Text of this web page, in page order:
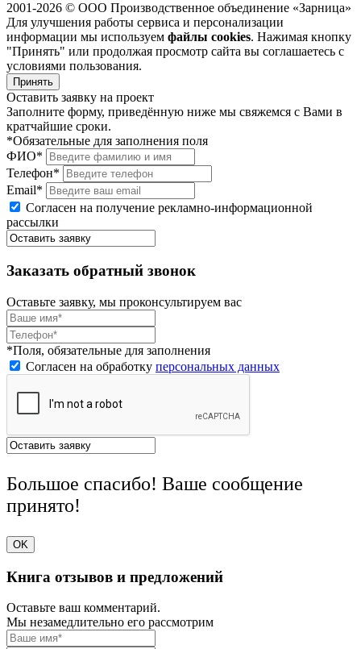
2001-2026 © ООО Производственное объединение «Зарница»
Для улучшения работы сервиса и персонализации
информации мы используем файлы cookies. Нажимая кнопку
"Принять" или продолжая просмотр сайта вы соглашаетесь с
условиями пользования.
Принять
Оставить заявку на проект
Заполните форму, приведённую ниже мы свяжемся с Вами в
кратчайшие сроки.
*Обязательные для заполнения поля
ФИО*
Телефон*
Email*
Согласен на получение рекламно-информационной
рассылки
Заказать обратный звонок
Оставьте заявку, мы проконсультируем вас
*Поля, обязательные для заполнения
Согласен на обработку персональных данных
Большое спасибо! Ваше сообщение
принято!
OK
Книга отзывов и предложений
Оставьте ваш комментарий.
Мы незамедлительно его рассмотрим